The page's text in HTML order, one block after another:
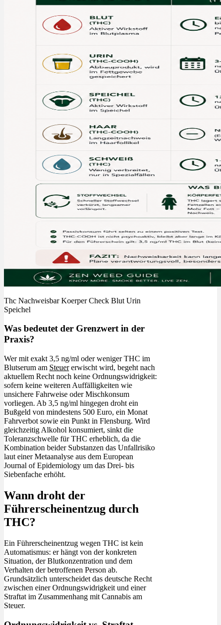
Apotheken Service
Lieferung
Cannabis Karte
Zen TV
Erfahrungen
Menü Menü
Thc Nachweisbar Koerper Check Blut Urin
Speichel
Was bedeutet der Grenzwert in der
Praxis?
Wer mit exakt 3,5 ng/ml oder weniger THC im
Blutserum am Steuererwischt wird, begeht nach
aktuellem Recht noch keine Ordnungswidrigkeit:
sofern keine weiteren Auffälligkeiten wie
unsichere Fahrweise oder Mischkonsum
vorliegen. Ab 3,5 ng/ml hingegen droht ein
Bußgeld von mindestens 500 Euro, ein Monat
Fahrverbot sowie ein Punkt in Flensburg. Wird
gleichzeitig Alkohol konsumiert, sinkt die
Toleranzschwelle für THC erheblich, da die
Kombination beider Substanzen das Unfallrisiko
laut einer Metaanalyse aus dem European
Journal of Epidemiology um das Drei- bis
Siebenfache erhöht.
Wann droht der
Führerscheinentzug durch
THC?
Ein Führerscheinentzug wegen THC ist kein
Automatismus: er hängt von der konkreten
Situation, der Blutkonzentration und dem
Verhalten der betroffenen Person ab.
Grundsätzlich unterscheidet das deutsche Recht
zwischen einer Ordnungswidrigkeit und einer
Straftat im Zusammenhang mit Cannabis am
Steuer.